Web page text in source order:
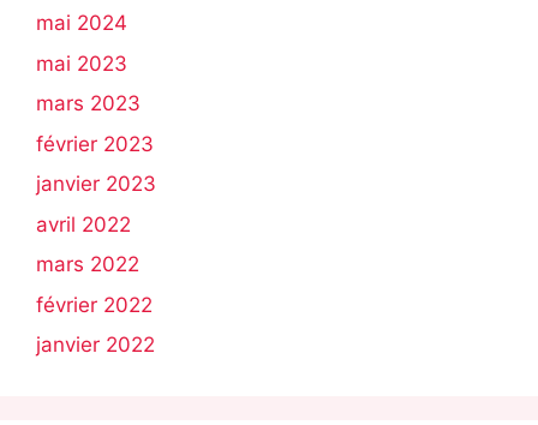
mai 2024
mai 2023
mars 2023
février 2023
janvier 2023
avril 2022
mars 2022
février 2022
janvier 2022